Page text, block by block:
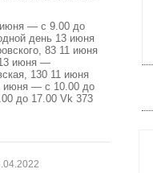
— с 9.00 до
день 13 июня
83 11 июня
июня —
130 11 июня
июня — с 10.00 до
до 17.00 Vk 373